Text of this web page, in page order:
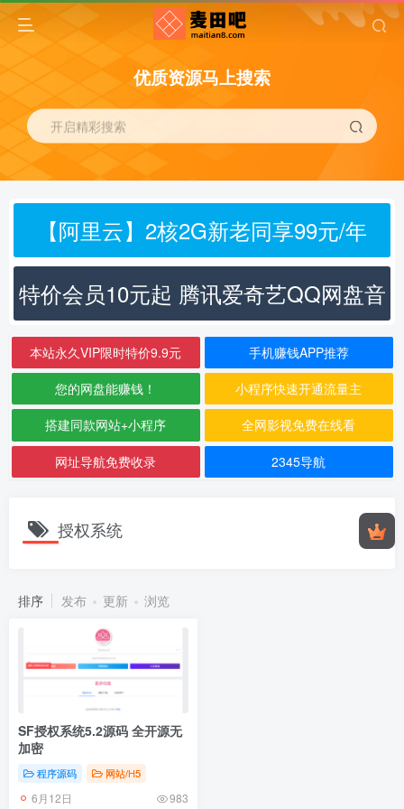
优质资源马上搜索
开启精彩搜索
【阿里云】2核2G新老同享99元/年
特价会员10元起 腾讯爱奇艺QQ网盘音
乐
本站永久VIP限时特价9.9元 手机赚钱APP推荐
您的网盘能赚钱！ 小程序快速开通流量主
搭建同款网站+小程序 全网影视免费在线看
网址导航免费收录 2345导航
授权系统
排序 发布 更新 浏览
SF授权系统5.2源码 全开源无
加密
程序源码 网站/H5
6月12日 983